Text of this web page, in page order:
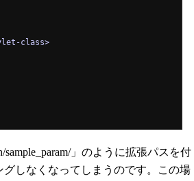
class>
sample_param/」のように拡張パスを付
グしなくなってしまうのです。この場